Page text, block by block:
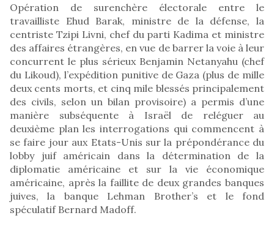
Opération de surenchère électorale entre le
travailliste Ehud Barak, ministre de la défense, la
centriste Tzipi Livni, chef du parti Kadima et ministre
des affaires étrangères, en vue de barrer la voie à leur
concurrent le plus sérieux Benjamin Netanyahu (chef
du Likoud), l’expédition punitive de Gaza (plus de mille
deux cents morts, et cinq mile blessés principalement
des civils, selon un bilan provisoire) a permis d’une
manière subséquente à Israël de reléguer au
deuxième plan les interrogations qui commencent à
se faire jour aux Etats-Unis sur la prépondérance du
lobby juif américain dans la détermination de la
diplomatie américaine et sur la vie économique
américaine, après la faillite de deux grandes banques
juives, la banque Lehman Brother’s et le fond
spéculatif Bernard Madoff.